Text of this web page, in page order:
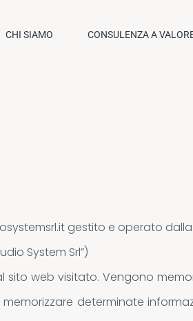
CHI SIAMO CONSULENZA A
gestito e operato
System Srl”)
web visitato. Vengono
determinate